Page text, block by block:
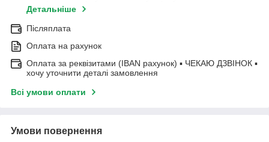
Детальніше
Післяплата
Оплата на рахунок
Оплата за реквізитами (IBAN рахунок) ▪ ЧЕКАЮ ДЗВІНОК ▪
хочу уточнити деталі замовлення
Всі умови оплати
Умови повернення